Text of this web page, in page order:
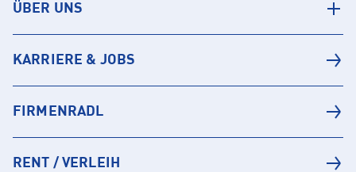
ÜBER UNS
KARRIERE & JOBS
FIRMENRADL
RENT / VERLEIH